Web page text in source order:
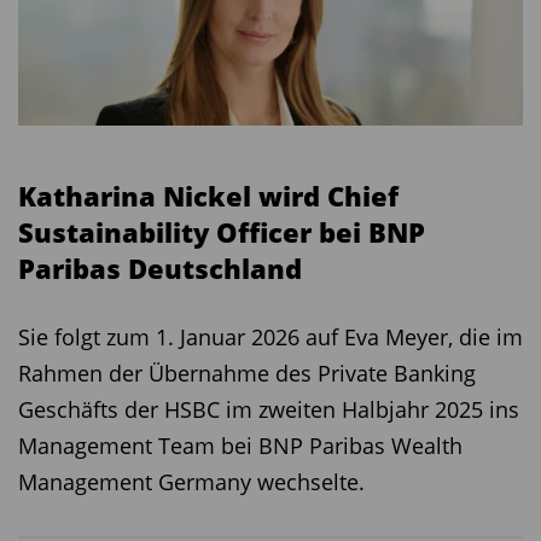
Katharina Nickel wird Chief
Sustainability Officer bei BNP
Paribas Deutschland
Sie folgt zum 1. Januar 2026 auf Eva Meyer, die im
Rahmen der Übernahme des Private Banking
Geschäfts der HSBC im zweiten Halbjahr 2025 ins
Management Team bei BNP Paribas Wealth
Management Germany wechselte.